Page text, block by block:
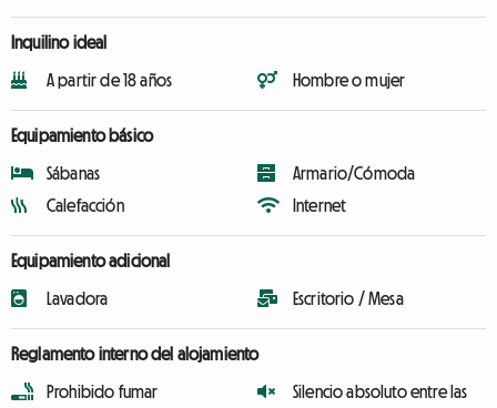
Inquilino ideal
A partir de 18 años Hombre o mujer
Equipamiento básico
Sábanas
Calefacción
Armario/Cómoda
Internet
Equipamiento adicional
Lavadora Escritorio / Mesa
Reglamento interno del alojamiento
Prohibido fumar
Silencio absoluto entre las